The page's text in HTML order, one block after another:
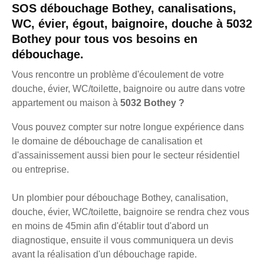
SOS débouchage Bothey, canalisations,
WC, évier, égout, baignoire, douche à 5032
Bothey pour tous vos besoins en
débouchage.
Vous rencontre un problème d'écoulement de votre
douche, évier, WC/toilette, baignoire ou autre dans votre
appartement ou maison à 5032 Bothey ?
Vous pouvez compter sur notre longue expérience dans
le domaine de débouchage de canalisation et
d'assainissement aussi bien pour le secteur résidentiel
ou entreprise.
Un plombier pour débouchage Bothey, canalisation,
douche, évier, WC/toilette, baignoire se rendra chez vous
en moins de 45min afin d'établir tout d'abord un
diagnostique, ensuite il vous communiquera un devis
avant la réalisation d'un débouchage rapide.